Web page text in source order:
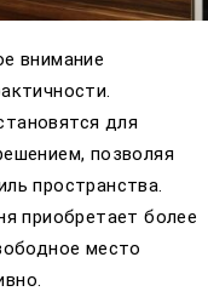
внимание
для
позволяя
пространства.
приобретает более
место